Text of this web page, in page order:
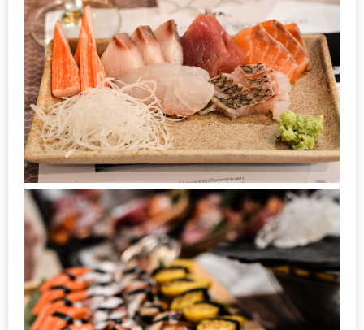
ที่
2
เทศกาล
เบียร์
ที่
ใหญ่
ที่สุด
ใน
โลก
กับ
โรง
แรม
ฮอ
ลิ
เดย์